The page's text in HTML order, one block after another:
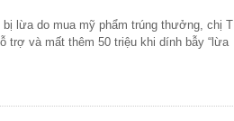
bị lừa do mua mỹ phẩm trúng thưởng, chị T
trợ và mất thêm 50 triệu khi dính bẫy “lừa